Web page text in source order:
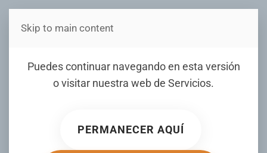
Estás en Telenord Medios
Puedes continuar navegando en esta versión
o visitar nuestra web de Servicios.
PERMANECER AQUÍ
Skip to main content
Luis García Jr. debutará
esta noche con los
ESCRITO POR JUNIOR MATRILLE EL02 DICIEMBRE 2024